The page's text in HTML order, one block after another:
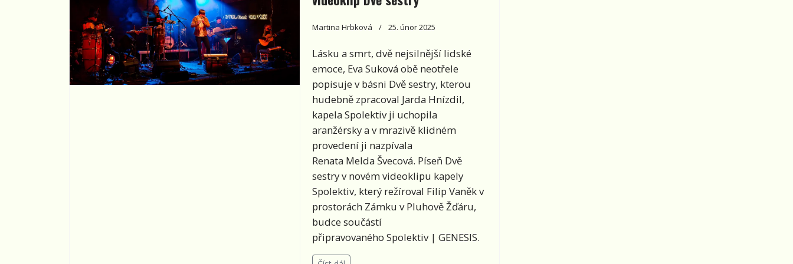
Martina Hrbková 25. únor 2025
Lásku a smrt, dvě nejsilnější lidské
emoce, Eva Suková obě neotřele
popisuje v básni Dvě sestry, kterou
hudebně zpracoval Jarda Hnízdil,
kapela Spolektiv ji uchopila
aranžérsky a v mrazivě klidném
provedení ji nazpívala
Renata Melda Švecová. Píseň Dvě
sestry v novém videoklipu kapely
Spolektiv, který režíroval Filip Vaněk v
prostorách Zámku v Pluhově Žďáru,
budce součástí
připravovaného Spolektiv | GENESIS.